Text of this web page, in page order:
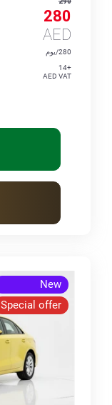
280
AED
280/يوم
+14
AED VAT
New
Special offer